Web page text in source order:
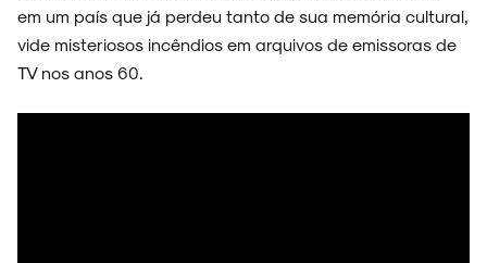
em um país que já perdeu tanto de sua memória cultural,
vide misteriosos incêndios em arquivos de emissoras de
TV nos anos 60.